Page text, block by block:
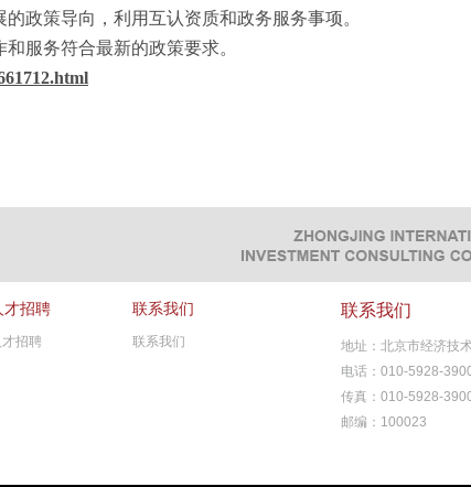
政策导向，利用互认资质和政务服务事项。
服务符合最新的政策要求。
才招聘
才招聘
联系我们
联系我们
联系我们
地址：北京市经济技
电话：010-5928-
传真：010-5928-
邮编：100023